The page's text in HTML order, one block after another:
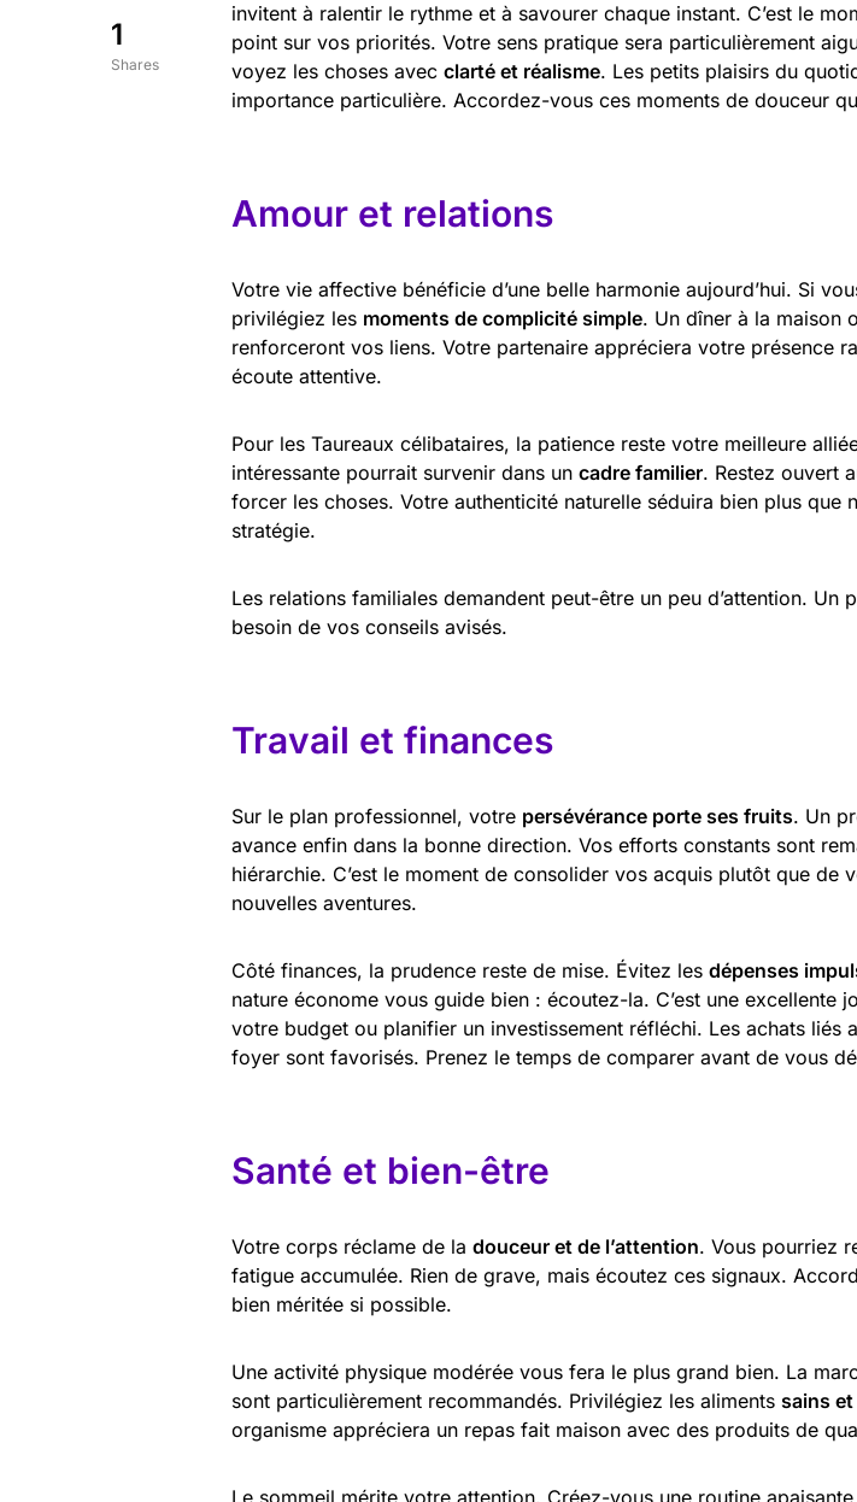
1
Shares
invitent à ralentir le rythme et à savourer chaque instant. C’est le
point sur vos priorités. Votre sens pratique sera particulièrement
voyez les choses avec clarté et réalisme. Les petits plaisirs du
importance particulière. Accordez-vous ces moments de douceur
Amour et relations
Votre vie affective bénéficie d’une belle harmonie aujourd’hui. Si
privilégiez les moments de complicité simple. Un dîner à la maison
renforceront vos liens. Votre partenaire appréciera votre présence
écoute attentive.
Pour les Taureaux célibataires, la patience reste votre meilleure
intéressante pourrait survenir dans un cadre familier. Restez ouvert
forcer les choses. Votre authenticité naturelle séduira bien plus que
stratégie.
Les relations familiales demandent peut-être un peu d’attention. Un
besoin de vos conseils avisés.
Travail et finances
Sur le plan professionnel, votre persévérance porte ses fruits. Un
avance enfin dans la bonne direction. Vos efforts constants sont
hiérarchie. C’est le moment de consolider vos acquis plutôt que de
nouvelles aventures.
Côté finances, la prudence reste de mise. Évitez les dépenses
nature économe vous guide bien : écoutez-la. C’est une excellente
votre budget ou planifier un investissement réfléchi. Les achats liés
foyer sont favorisés. Prenez le temps de comparer avant de vous
Santé et bien-être
Votre corps réclame de la douceur et de l’attention. Vous pourriez
fatigue accumulée. Rien de grave, mais écoutez ces signaux.
bien méritée si possible.
Une activité physique modérée vous fera le plus grand bien. La
sont particulièrement recommandés. Privilégiez les aliments sains
organisme appréciera un repas fait maison avec des produits de
Le sommeil mérite votre attention. Créez-vous une routine